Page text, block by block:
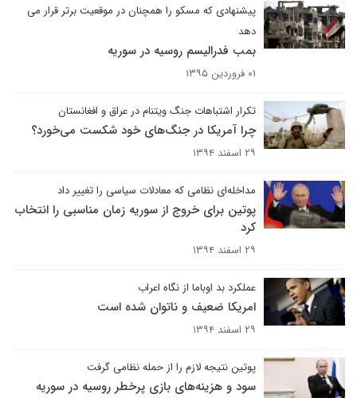
پیشنهادی که مسکو را همچنان در موقعیت برتر قرار می
دهد
بمب فدرالیسم روسیه در سوریه
۰۱ فروردین ۱۳۹۵
تکرار اشتباهات جنگ ویتنام در عراق و افغانستان
چرا آمریکا در جنگ‌های خود شکست می‌خورد؟
۲۹ اسفند ۱۳۹۴
مداخله‌ای نظامی که معادلات سیاسی را تغییر داد
پوتین برای خروج از سوریه زمان مناسبی را انتخاب
کرد
۲۹ اسفند ۱۳۹۴
عملکرد بد اوباما از نگاه اعراب
امریکا ضعیف و ناتوان شده است
۲۹ اسفند ۱۳۹۴
پوتین نتیجه لازم را از حمله نظامی گرفت
سود و هزینه‌های بازی پرخطر روسیه در سوریه